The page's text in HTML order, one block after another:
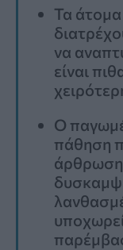
Τα άτομα
να
είναι
Ο
πάθηση